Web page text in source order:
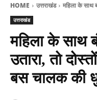
HOME उत्तराखंड महिला के साथ
उत्तराखंड
महिला के साथ
उतारा, तो
बस चालक की